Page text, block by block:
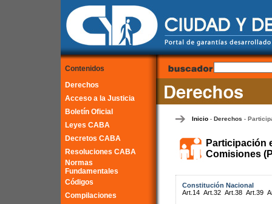
Contenidos
Derechos
Acceso a la Justicia
Boletín Oficial
Leyes CABA
Decretos CABA
Resoluciones CABA
Normas
Fundamentales
Códigos
Compilaciones
Inicio- Derechos -
Participación
Comisiones
Constitución Nacional
Art.14 Art.32 Art.38 Art.39